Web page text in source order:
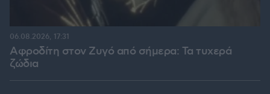
Αφροδίτη στον Ζυγό από σήμερα: Τα τυχερά
ζώδια
06.08.2026, 17:31